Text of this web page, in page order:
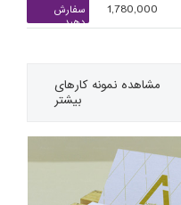
1,780,000
سفارش
دهید
مشاهده نمونه کارهای
بیشتر